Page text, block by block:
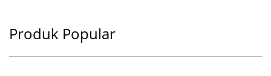
Produk Popular